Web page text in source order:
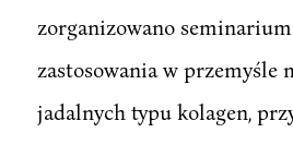
zorganizowano
zastosowania w przemyśle
jadalnych typu kolagen,